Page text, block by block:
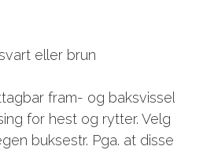
eller brun
fram- og baksvissel
for hest og rytter. Velg
buksestr. Pga. at disse